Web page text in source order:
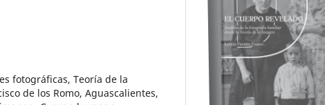
fotográficas, Teoría de la
de los Romo, Aguascalientes,